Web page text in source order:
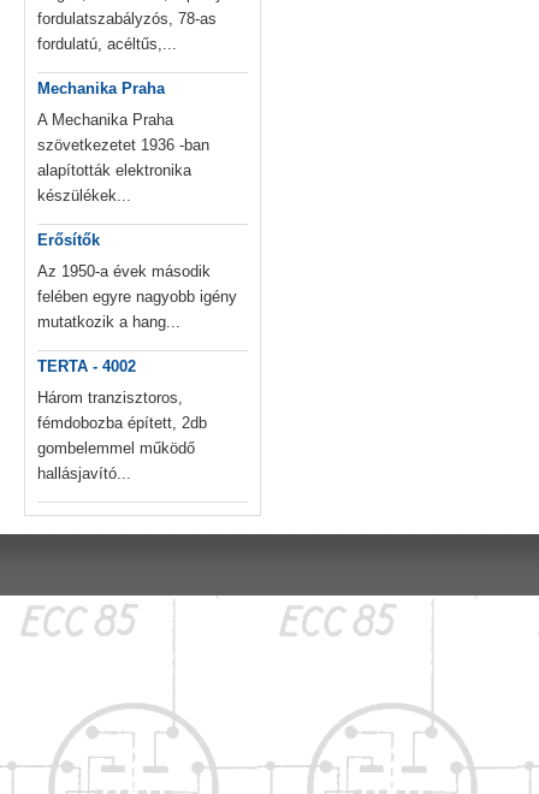
fordulatszabályzós, 78-as
fordulatú, acéltűs,...
Mechanika Praha
A Mechanika Praha
szövetkezetet 1936 -ban
alapították elektronika
készülékek...
Erősítők
Az 1950-a évek második
felében egyre nagyobb igény
mutatkozik a hang...
TERTA - 4002
Három tranzisztoros,
fémdobozba épített, 2db
gombelemmel működő
hallásjavító...